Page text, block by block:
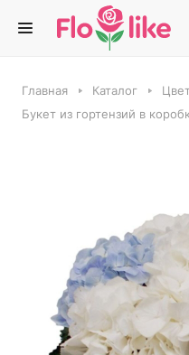
Главная Каталог
Букет из гортензий в